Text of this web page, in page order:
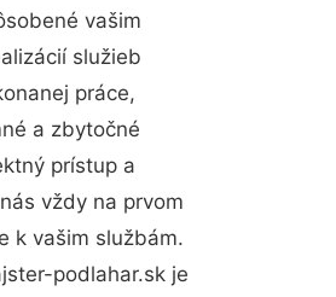
vašim
služieb
práce,
a zbytočné
prístup a
vždy na prvom
k vašim službám.
podlahar.sk je